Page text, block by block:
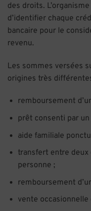
des droits.
d’identifier chaque
bancaire pour le
revenu.
Les sommes versées
origines très
remboursement
prêt consenti par un
aide familiale
transfert entre deux
personne ;
remboursement
vente occasionnelle